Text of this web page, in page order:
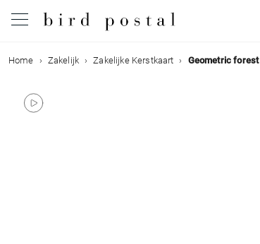
Bruiloft
Geboorte
Home Zakelijk Zakelijke Kerstkaart Geometric forest